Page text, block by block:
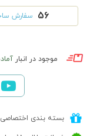
56 سفارش
موجود در انبار
بسته بندی